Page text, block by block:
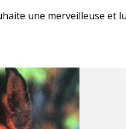
une merveilleuse et